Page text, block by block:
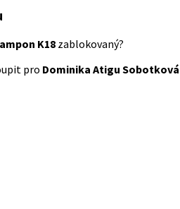
K18 zablokovaný?
pro Dominika Atigu Sobotková